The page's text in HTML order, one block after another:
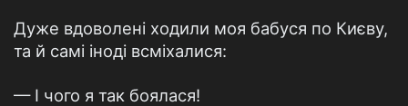
Дуже вдоволені ходили моя бабуся по Києву,
та й самі іноді всміхалися:
— І чого я так боялася!